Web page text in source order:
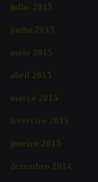
julho 2015
junho 2015
maio 2015
abril 2015
março 2015
fevereiro 2015
janeiro 2015
dezembro 2014